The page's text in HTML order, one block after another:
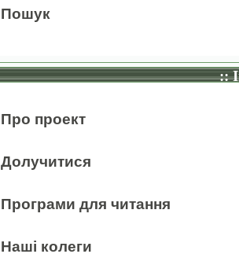
Пошук
::
Про проект
Долучитися
Програми для читання
Наші колеги